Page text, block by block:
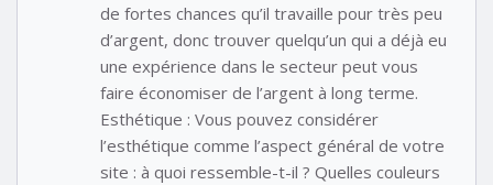
de fortes chances qu’il travaille pour très peu
d’argent, donc trouver quelqu’un qui a déjà eu
une expérience dans le secteur peut vous
faire économiser de l’argent à long terme.
Esthétique : Vous pouvez considérer
l’esthétique comme l’aspect général de votre
site : à quoi ressemble-t-il ? Quelles couleurs